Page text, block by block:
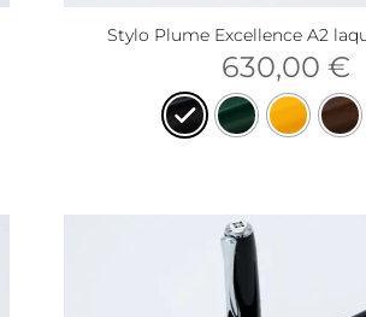
Stylo Plume Excellence A2
630,00€